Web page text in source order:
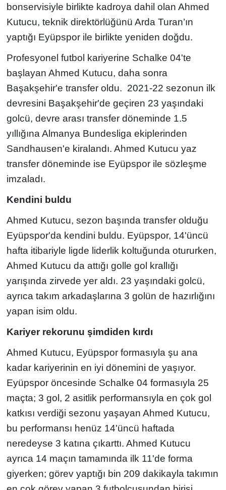
bonservisiyle birlikte kadroya dahil olan Ahmed
Kutucu, teknik direktörlüğünü Arda Turan’ın
yaptığı Eyüpspor ile birlikte yeniden doğdu.
Profesyonel futbol kariyerine Schalke 04'te
başlayan Ahmed Kutucu, daha sonra
Başakşehir'e transfer oldu. 2021-22 sezonun ilk
devresini Başakşehir'de geçiren 23 yaşındaki
golcü, devre arası transfer döneminde 1.5
yıllığına Almanya Bundesliga ekiplerinden
Sandhausen'e kiralandı. Ahmed Kutucu yaz
transfer döneminde ise Eyüpspor ile sözleşme
imzaladı.
Kendini buldu
Ahmed Kutucu, sezon başında transfer olduğu
Eyüpspor'da kendini buldu. Eyüpspor, 14'üncü
hafta itibariyle ligde liderlik koltuğunda otururken,
Ahmed Kutucu da attığı golle gol krallığı
yarışında zirvede yer aldı. 23 yaşındaki golcü,
ayrıca takım arkadaşlarına 3 golün de hazırlığını
yapan isim oldu.
Kariyer rekorunu şimdiden kırdı
Ahmed Kutucu, Eyüpspor formasıyla şu ana
kadar kariyerinin en iyi dönemini de yaşıyor.
Eyüpspor öncesinde Schalke 04 formasıyla 25
maçta; 3 gol, 2 asitlik performansıyla en çok gol
katkısı verdiği sezonu yaşayan Ahmed Kutucu,
bu performansı henüz 14'üncü haftada
neredeyse 3 katına çıkarttı. Ahmed Kutucu
ayrıca 14 maçın tamamında ilk 11'de forma
giyerken; görev yaptığı bin 209 dakikayla takımın
Teknoloji ve Bilim
Televizyon